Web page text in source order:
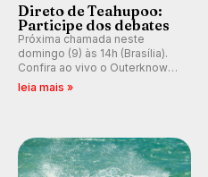
Direto de Teahupoo:
Participe dos debates
Próxima chamada neste
domingo (9) às 14h (Brasília).
Confira ao vivo o Outerknown
Tahiti Pro 2026 e participe dos
comentários e debates em
leia mais »